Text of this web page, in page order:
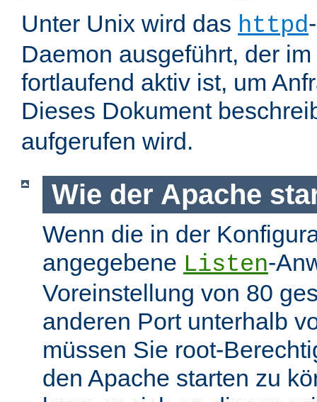
Unter Unix wird das httpd
Daemon ausgeführt, der
fortlaufend aktiv ist, um
Dieses Dokument
aufgerufen wird.
Wie der Apache
Wenn die in der
angegebene Listen-
Voreinstellung von 80
anderen Port unterhalb
müssen Sie root-
den Apache starten zu